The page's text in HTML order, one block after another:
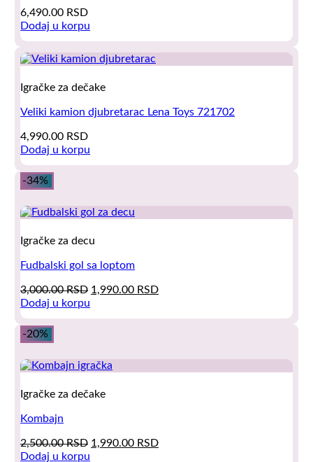
6,490.00 RSD
Dodaj u korpu
Igračke za dečake
Veliki kamion djubretarac Lena Toys 721702
4,990.00 RSD
Dodaj u korpu
-34%
Igračke za decu
Fudbalski gol sa loptom
3,000.00RSD Original
1,990.00 RSDCurrent
Dodaj u korpu
-20%
Igračke za dečake
Kombajn
2,500.00RSD Original
1,990.00 RSDCurrent
Dodaj u korpu